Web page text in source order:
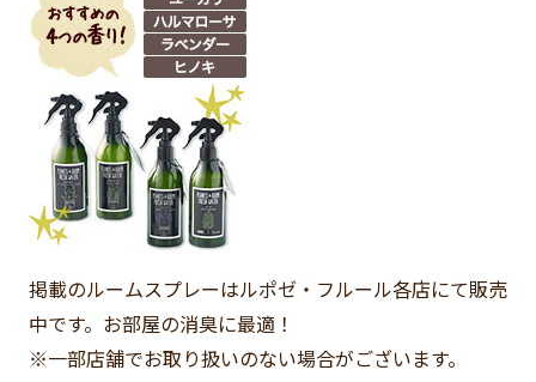
掲載のルームスプレーはルポゼ・フルール各店にて販売
中です。お部屋の消臭に最適！
※一部店舗でお取り扱いのない場合がございます。